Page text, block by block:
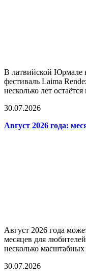
В латвийской Юрмале
фестиваль Laima
несколько лет
30.07.2026
Август 2026 года:
Август 2026 года
месяцев для
несколько
30.07.2026